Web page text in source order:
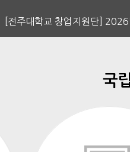
[전주대학교 창업지원단]
국